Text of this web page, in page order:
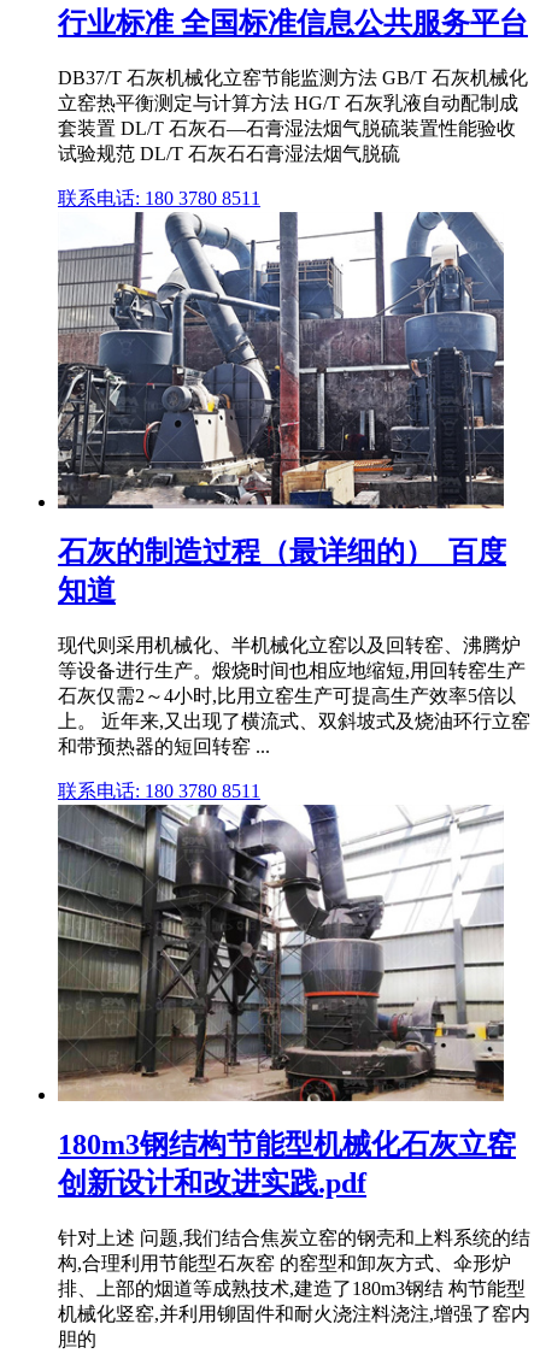
行业标准 全国标准信息公共服务平台
DB37/T 石灰机械化立窑节能监测方法 GB/T 石灰机械化
立窑热平衡测定与计算方法 HG/T 石灰乳液自动配制成
套装置 DL/T 石灰石—石膏湿法烟气脱硫装置性能验收
试验规范 DL/T 石灰石石膏湿法烟气脱硫
联系电话: 180 3780 8511
石灰的制造过程（最详细的）_百度
知道
现代则采用机械化、半机械化立窑以及回转窑、沸腾炉
等设备进行生产。煅烧时间也相应地缩短,用回转窑生产
石灰仅需2～4小时,比用立窑生产可提高生产效率5倍以
上。 近年来,又出现了横流式、双斜坡式及烧油环行立窑
和带预热器的短回转窑 ...
联系电话: 180 3780 8511
180m3钢结构节能型机械化石灰立窑
创新设计和改进实践.pdf
针对上述 问题,我们结合焦炭立窑的钢壳和上料系统的结
构,合理利用节能型石灰窑 的窑型和卸灰方式、伞形炉
排、上部的烟道等成熟技术,建造了180m3钢结 构节能型
机械化竖窑,并利用铆固件和耐火浇注料浇注,增强了窑内
胆的